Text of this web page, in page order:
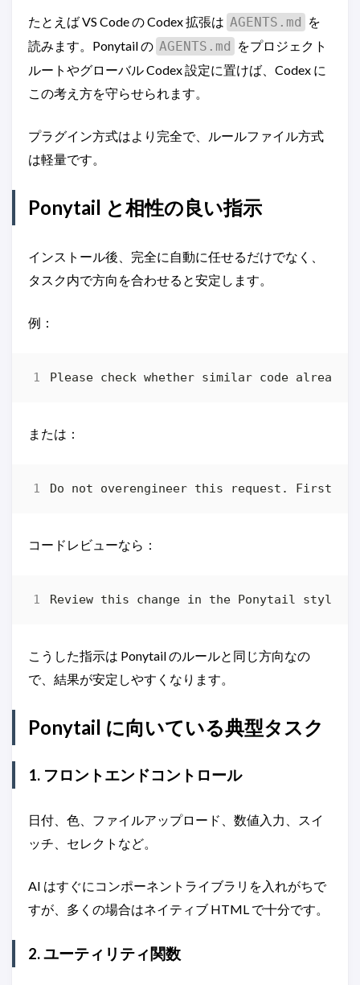
たとえば VS Code の Codex 拡張は AGENTS.md を
読みます。Ponytail の AGENTS.md をプロジェクト
ルートやグローバル Codex 設定に置けば、Codex に
この考え方を守らせられます。
プラグイン方式はより完全で、ルールファイル方式
は軽量です。
Ponytail と相性の良い指示
インストール後、完全に自動に任せるだけでなく、
タスク内で方向を合わせると安定します。
例：
または：
コードレビューなら：
こうした指示は Ponytail のルールと同じ方向なの
で、結果が安定しやすくなります。
Ponytail に向いている典型タスク
1. フロントエンドコントロール
日付、色、ファイルアップロード、数値入力、スイ
ッチ、セレクトなど。
AI はすぐにコンポーネントライブラリを入れがちで
すが、多くの場合はネイティブ HTML で十分です。
2. ユーティリティ関数